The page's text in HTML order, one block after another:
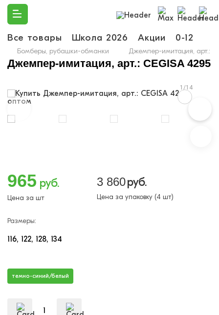
Все товары Школа 2026 Акции 0-12
Бомберы, рубашки-обманки Джемпер-имитация, арт.:
Джемпер-имитация, арт.: CEGISA 4295
1/14
965 руб.
Цена за шт
3 860руб.
Цена за упаковку (4 шт)
Размеры:
116 122 128 134
темно-синий/белый